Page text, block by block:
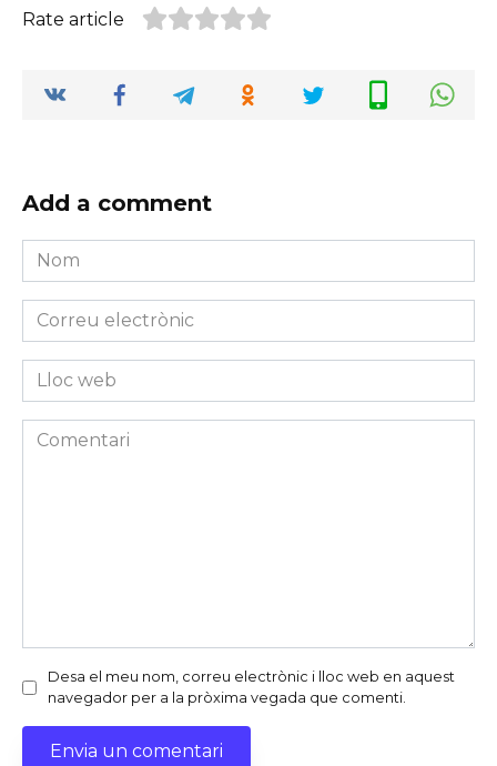
Rate article
Add a comment
Nom
*
Correu
electrònic
*Lloc
web
Comentari
Desa el meu nom, correu electrònic i lloc web en aquest
navegador per a la pròxima vegada que comenti.